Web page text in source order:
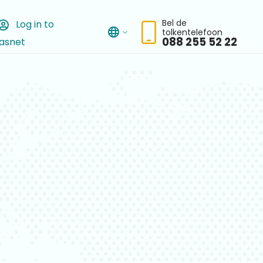
Log in to
Bel de
tolkentelefoon